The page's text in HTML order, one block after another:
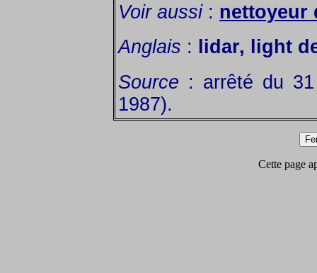
Voir aussi: nettoyeur
Anglais :
lidar, light
Source : arrêté du
1987).
Cette page